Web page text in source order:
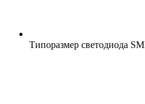
Типоразмер светодиода